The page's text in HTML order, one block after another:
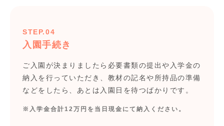
STEP.04
入園手続き
ご入園が決まりましたら必要書類の提出や入学金の
納入を行っていただき、教材の記名や所持品の準備
などをしたら、あとは入園日を待つばかりです。
※入学金合計12万円を当日現金にて納入ください。